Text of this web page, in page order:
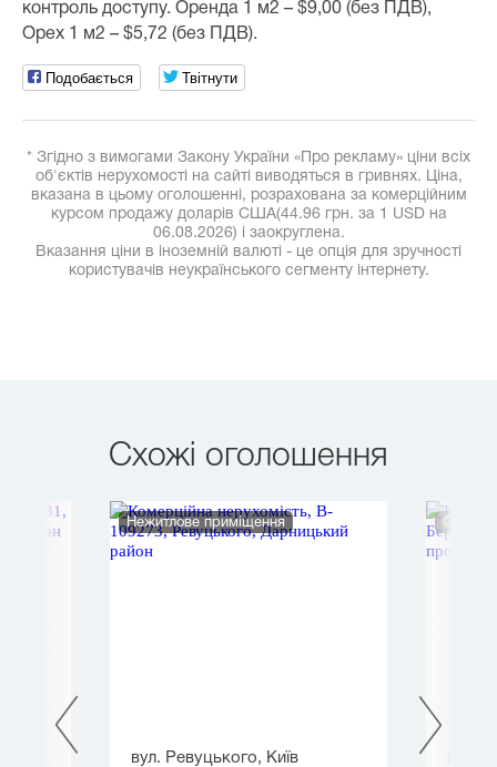
контроль доступу. Оренда 1 м2 – $9,00 (без ПДВ),
Opex 1 м2 – $5,72 (без ПДВ).
Подобається Твітнути
* Згідно з вимогами Закону України «Про рекламу» ціни всіх
об'єктів нерухомості на сайті виводяться в гривнях. Ціна,
вказана в цьому оголошенні, розрахована за комерційним
курсом продажу доларів США(44.96 грн. за 1 USD на
06.08.2026) і заокруглена.
Вказання ціни в іноземній валюті - це опція для зручності
користувачів неукраїнського сегменту інтернету.
Схожі оголошення
Нежитлове приміщення
вул. Ревуцького, Київ
Офіс